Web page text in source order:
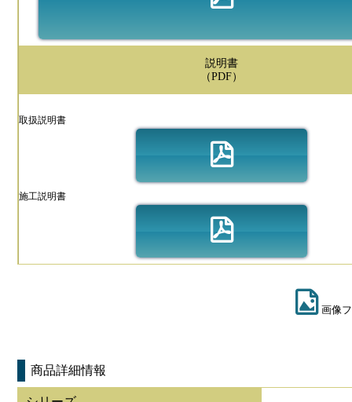
説明書
（PDF）
取扱説明書
施工説明書
画像
商品詳細情報